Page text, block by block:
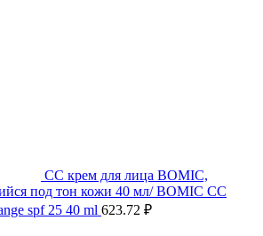
СС крем для лица BOMIC,
под тон кожи 40 мл/ BOMIC CC
spf 25 40 ml 623.72 ₽